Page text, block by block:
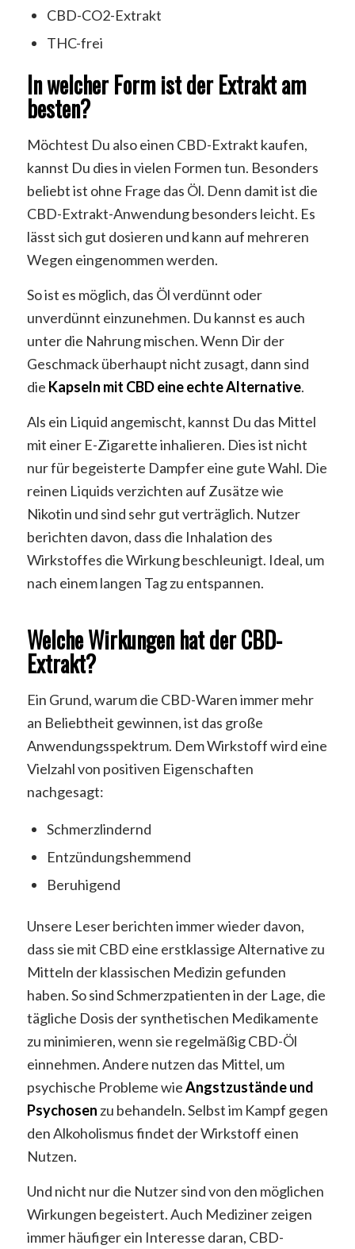
CBD-CO2-Extrakt
THC-frei
In welcher Form ist der Extrakt am
besten?
Möchtest Du also einen CBD-Extrakt kaufen,
kannst Du dies in vielen Formen tun. Besonders
beliebt ist ohne Frage das Öl. Denn damit ist die
CBD-Extrakt-Anwendung besonders leicht. Es
lässt sich gut dosieren und kann auf mehreren
Wegen eingenommen werden.
So ist es möglich, das Öl verdünnt oder
unverdünnt einzunehmen. Du kannst es auch
unter die Nahrung mischen. Wenn Dir der
Geschmack überhaupt nicht zusagt, dann sind
die Kapseln mit CBD eine echte Alternative.
Als ein Liquid angemischt, kannst Du das Mittel
mit einer E-Zigarette inhalieren. Dies ist nicht
nur für begeisterte Dampfer eine gute Wahl. Die
reinen Liquids verzichten auf Zusätze wie
Nikotin und sind sehr gut verträglich. Nutzer
berichten davon, dass die Inhalation des
Wirkstoffes die Wirkung beschleunigt. Ideal, um
nach einem langen Tag zu entspannen.
Welche Wirkungen hat der CBD-
Extrakt?
Ein Grund, warum die CBD-Waren immer mehr
an Beliebtheit gewinnen, ist das große
Anwendungsspektrum. Dem Wirkstoff wird eine
Vielzahl von positiven Eigenschaften
nachgesagt:
Schmerzlindernd
Entzündungshemmend
Beruhigend
Unsere Leser berichten immer wieder davon,
dass sie mit CBD eine erstklassige Alternative zu
Mitteln der klassischen Medizin gefunden
haben. So sind Schmerzpatienten in der Lage, die
tägliche Dosis der synthetischen Medikamente
zu minimieren, wenn sie regelmäßig CBD-Öl
einnehmen. Andere nutzen das Mittel, um
psychische Probleme wieAngstzustände und
Psychosen zu behandeln. Selbst im Kampf gegen
den Alkoholismus findet der Wirkstoff einen
Nutzen.
Und nicht nur die Nutzer sind von den möglichen
Wirkungen begeistert. Auch Mediziner zeigen
immer häufiger ein Interesse daran, CBD-